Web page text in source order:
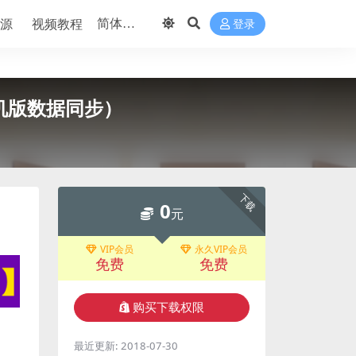
视频教程 登录
数据同步）
下载
0元
VIP会员
免费
永久VIP会员
免费
购买下载权限
最近更新: 2018-07-30